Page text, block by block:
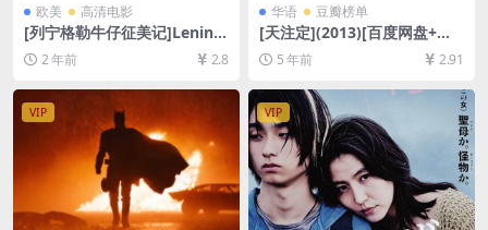
欧美 高清电影
[列宁格勒牛仔征美记]Lening
rad Cowboys Go America
(1989)[百度网盘+夸克网盘10
80P超清未删减资源][网盘在
线播放/下载][MP4/5.2GB][中
文字幕]
2 年前 2.8
华语 豆瓣榜单
[天注定](2013)[百度网盘+夸
克网盘+迅雷云盘资源1080P
超清未删减][MP4/8.3GB][原
声中字]
5 年前 2.91
VIP VIP